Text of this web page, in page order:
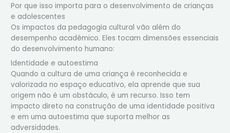
Por que isso importa para o desenvolvimento de crianças
e adolescentes
Os impactos da pedagogia cultural vão além do
desempenho acadêmico. Eles tocam dimensões essenciais
do desenvolvimento humano:
Identidade e autoestima
Quando a cultura de uma criança é reconhecida e
valorizada no espaço educativo, ela aprende que sua
origem não é um obstáculo, é um recurso. Isso tem
impacto direto na construção de uma identidade positiva
e em uma autoestima que suporta melhor as
adversidades.